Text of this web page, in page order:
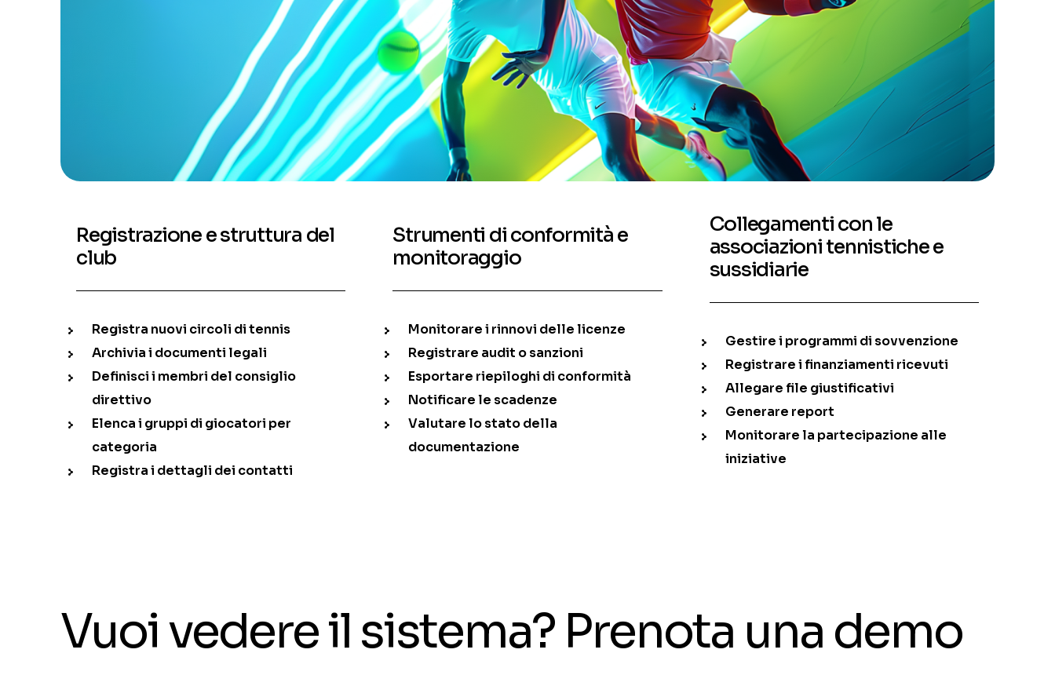
Registrazione e struttura del
club
Registra nuovi circoli di tennis
Archivia i documenti legali
Definisci i membri del consiglio
direttivo
Elenca i gruppi di giocatori per
categoria
Registra i dettagli dei contatti
Strumenti di conformità e
monitoraggio
Monitorare i rinnovi delle licenze
Registrare audit o sanzioni
Esportare riepiloghi di conformità
Notificare le scadenze
Valutare lo stato della
documentazione
Collegamenti con le
associazioni tennistiche e
sussidiarie
Gestire i programmi di sovvenzione
Registrare i finanziamenti ricevuti
Allegare file giustificativi
Generare report
Monitorare la partecipazione alle
iniziative
Vuoi vedere il sistema? Prenota una demo